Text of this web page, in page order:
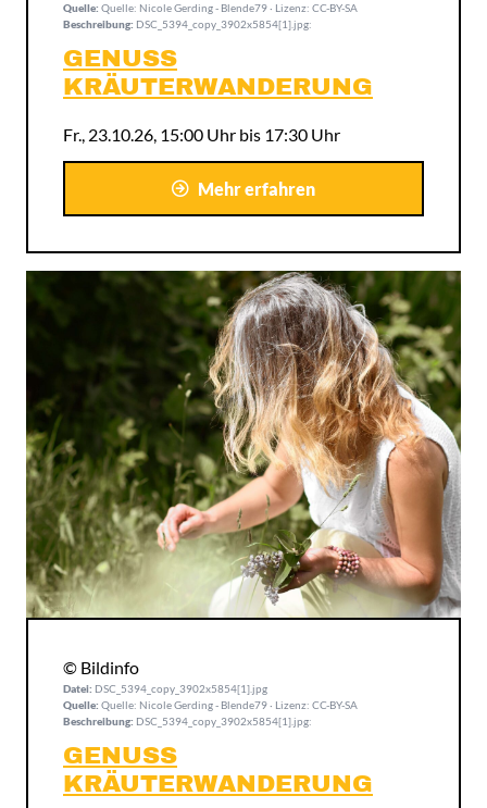
Quelle: Quelle: Nicole Gerding - Blende79 · Lizenz: CC-BY-SA
Beschreibung: DSC_5394_copy_3902x5854[1].jpg:
GENUSS
KRÄUTERWANDERUNG
Fr., 23.10.26, 15:00 Uhr bis 17:30 Uhr
Mehr erfahren
© Bildinfo
Datei: DSC_5394_copy_3902x5854[1].jpg
Quelle: Quelle: Nicole Gerding - Blende79 · Lizenz: CC-BY-SA
Beschreibung: DSC_5394_copy_3902x5854[1].jpg:
GENUSS
KRÄUTERWANDERUNG